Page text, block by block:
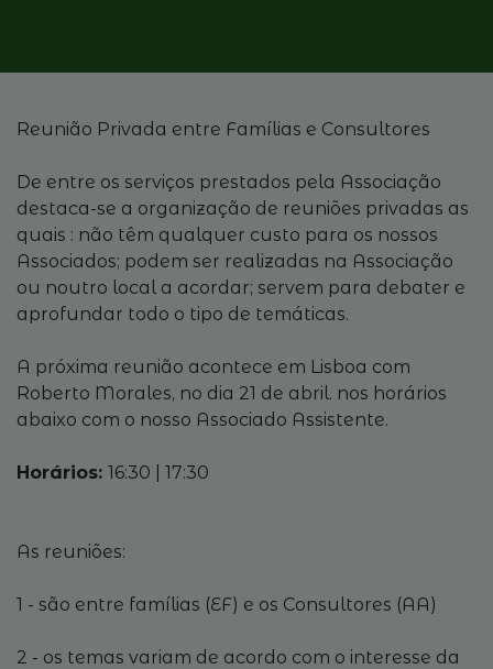
Reunião Privada entre Famílias e Consultores
De entre os serviços prestados pela Associação
destaca-se a organização de reuniões privadas as
quais : não têm qualquer custo para os nossos
Associados; podem ser realizadas na Associação
ou noutro local a acordar; servem para debater e
aprofundar todo o tipo de temáticas.
A próxima reunião acontece em Lisboa com
Roberto Morales, no dia 21 de abril. nos horários
abaixo com o nosso Associado Assistente.
Horários: 16:30 | 17:30
As reuniões:
1 - são entre famílias (EF) e os Consultores (AA)
2 - os temas variam de acordo com o interesse da